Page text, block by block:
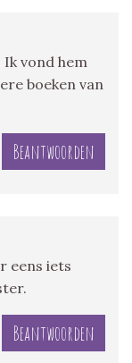
Ik vond hem
boeken van
Beantwoorden
eens iets
Beantwoorden